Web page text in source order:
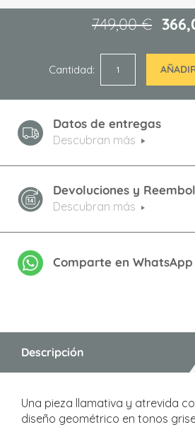
749,00 €
Cantidad
Datos de entregas
Descubran más
Devoluciones y
Descubran más
Comparte en WhatsApp
Descripción
Una pieza llamativa y atrevida
diseño geométrico en tonos